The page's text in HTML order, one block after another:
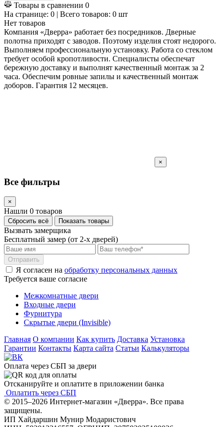
Товары в сравнении 0
На странице: 0 | Всего товаров: 0 шт
Нет товаров
Компания «Дверра» работает без посредников. Дверные
полотна приходят с заводов. Поэтому изделия стоят недорого.
Выполняем профессиональную установку. Работа со стеклом
требует особой кропотливости. Специалисты обеспечат
бережную доставку и выполнят качественный монтаж за 2
часа. Обеспечим ровные запилы и качественный монтаж
доборов. Гарантия 12 месяцев.
×
Все фильтры
×
Нашли 0 товаров
Сбросить всё Показать товары
Вызвать замерщика
Бесплатный замер (от 2-х дверей)
Отправить
Я согласен на обработку персональных данных
Требуется ваше согласие
Межкомнатные двери
Входные двери
Фурнитура
Скрытые двери (Invisible)
Главная О компании Как купить Доставка Установка
Гарантии Контакты Карта сайта Статьи Калькуляторы
Оплата через СБП за двери
Отсканируйте и оплатите в приложении банка
Оплатить через СБП
© 2015–2026 Интернет-магазин «Дверра». Все права
защищены.
ИП Хайдаршин Мунир Модаристович